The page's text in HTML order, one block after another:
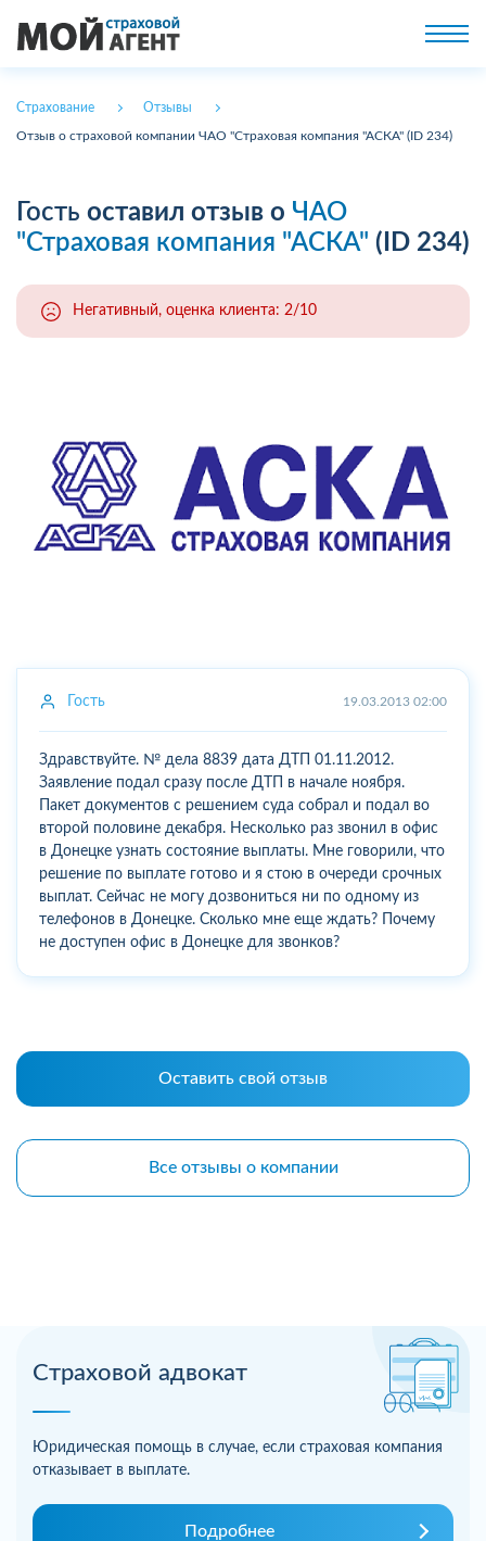
Страхование Отзывы
Отзыв о страховой компании ЧАО "Страховая компания "АСКА" (ID 234)
Страховой адвокат
Юридическая помощь в случае, если страховая компания
отказывает в выплате.
Подробнее
Гость оставил отзыв о ЧАО
"Страховая компания "АСКА" (ID 234)
Негативный, оценка клиента: 2/10
Гость 19.03.2013 02:00
Здравствуйте. № дела 8839 дата ДТП 01.11.2012.
Заявление подал сразу после ДТП в начале ноября.
Пакет документов с решением суда собрал и подал во
второй половине декабря. Несколько раз звонил в офис
в Донецке узнать состояние выплаты. Мне говорили, что
решение по выплате готово и я стою в очереди срочных
выплат. Сейчас не могу дозвониться ни по одному из
телефонов в Донецке. Сколько мне еще ждать? Почему
не доступен офис в Донецке для звонков?
Оставить свой отзыв
Все отзывы о компании